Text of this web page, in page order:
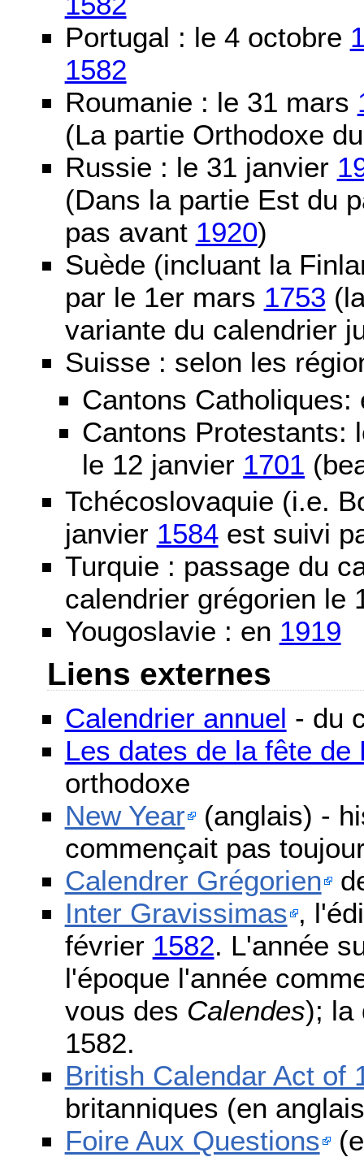
Portugal : le 4 octobre
1582
Roumanie : le 31 mars
(La partie Orthodoxe
Russie : le 31 janvier
(Dans la partie Est du
pas avant 1920)
Suède (incluant la
par le 1er mars 1753
variante du calendrier
Suisse : selon les
Cantons
Cantons Protestants:
le 12 janvier 1701
Tchécoslovaquie (i.e.
janvier 1584est suivi
Turquie : passage du
calendrier grégorien le
Yougoslavie : en 1919
Liens externes
Calendrier annuel - du
Les dates de la fête de
orthodoxe
New Year (anglais) -
commençait pas
Calendrer Grégorien
Inter Gravissimas ,
février 1582. L'année
l'époque l'année
vous des Calendes); la
1582.
British Calendar Act of
britanniques (en
Foire Aux Questions